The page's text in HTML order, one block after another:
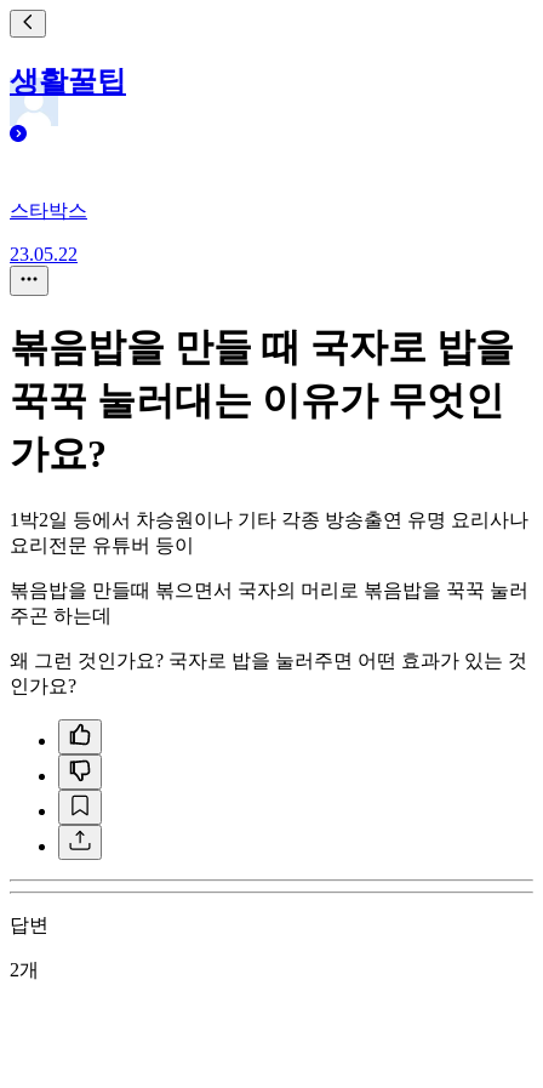
생활꿀팁
스타박스
23.05.22
볶음밥을 만들 때 국자로 밥을
꾹꾹 눌러대는 이유가 무엇인
가요?
1박2일 등에서 차승원이나 기타 각종 방송출연 유명 요리사나
요리전문 유튜버 등이
볶음밥을 만들때 볶으면서 국자의 머리로 볶음밥을 꾹꾹 눌러
주곤 하는데
왜 그런 것인가요? 국자로 밥을 눌러주면 어떤 효과가 있는 것
인가요?
답변
2개